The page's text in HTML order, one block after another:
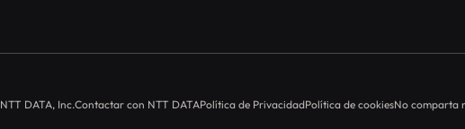
NTT DATA, Inc.Contactar con NTT DATAPolítica de PrivacidadPolítica de cookiesNo comparta